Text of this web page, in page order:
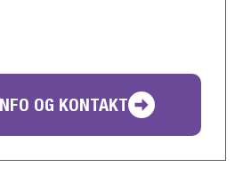
OG KONTAKT